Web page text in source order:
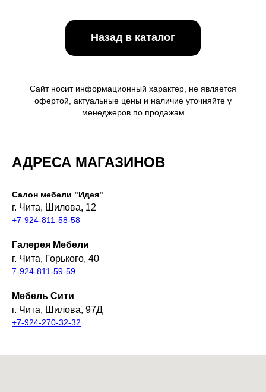
Назад в каталог
Сайт носит информационный характер, не является
офертой, актуальные цены и наличие уточняйте у
менеджеров по продажам
АДРЕСА МАГАЗИНОВ
Салон мебели "Идея"
г. Чита, Шилова, 12
+7-924-811-58-58
Галерея Мебели
г. Чита, Горького, 40
7-924-811-59-59
Мебель Сити
г. Чита, Шилова, 97Д
+7-924-270-32-32